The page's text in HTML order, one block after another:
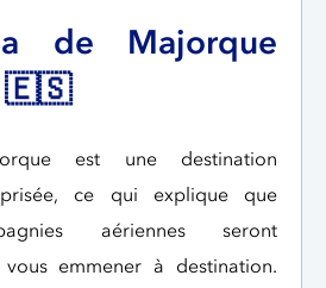
de Majorque
🇪🇸
est une destination
prisée, ce qui explique que
aériennes seront
emmener à destination.